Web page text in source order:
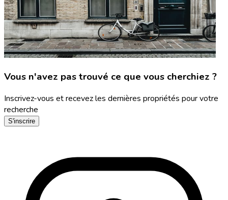
Vous n'avez pas trouvé ce que vous cherchiez ?
Inscrivez-vous et recevez les dernières propriétés pour votre
recherche
S'inscrire